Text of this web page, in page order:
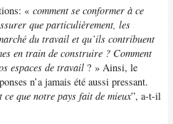
« comment se conformer à ce
que particulièrement, les
du travail et qu’ils contribuent
en train de construire ? Comment
espaces de travail ? » Ainsi, le
n’a jamais été aussi pressant.
que notre pays fait de mieux”, a-t-il